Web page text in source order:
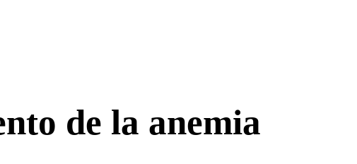
de la anemia